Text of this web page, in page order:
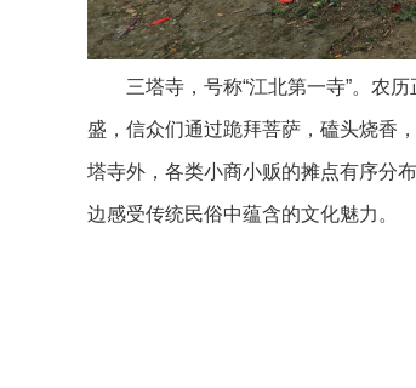
三塔寺，号称“江北第一寺”。农历
盛，信众们通过跪拜菩萨，磕头烧香
塔寺外，各类小商小贩的摊点有序分
边感受传统民俗中蕴含的文化魅力。